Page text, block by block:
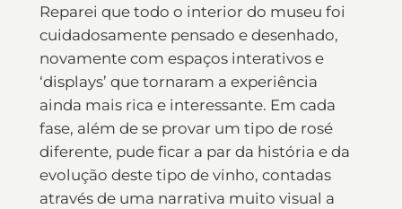
Reparei que todo o interior do museu foi
cuidadosamente pensado e desenhado,
novamente com espaços interativos e
‘displays’ que tornaram a experiência
ainda mais rica e interessante. Em cada
fase, além de se provar um tipo de rosé
diferente, pude ficar a par da história e da
evolução deste tipo de vinho, contadas
através de uma narrativa muito visual a